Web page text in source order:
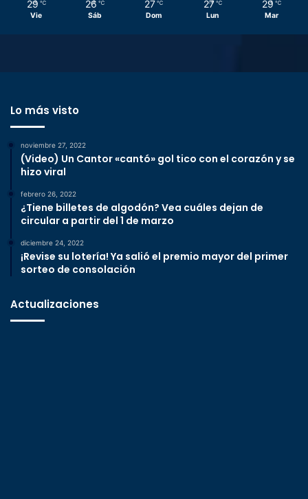
29 ℃
Vie
26 ℃
Sáb
27 ℃
Dom
27 ℃
Lun
29 ℃
Mar
Lo más visto
noviembre 27, 2022
(Video) Un Cantor «cantó» gol tico con el corazón y se
hizo viral
febrero 26, 2022
¿Tiene billetes de algodón? Vea cuáles dejan de
circular a partir del 1 de marzo
diciembre 24, 2022
¡Revise su lotería! Ya salió el premio mayor del primer
sorteo de consolación
Actualizaciones